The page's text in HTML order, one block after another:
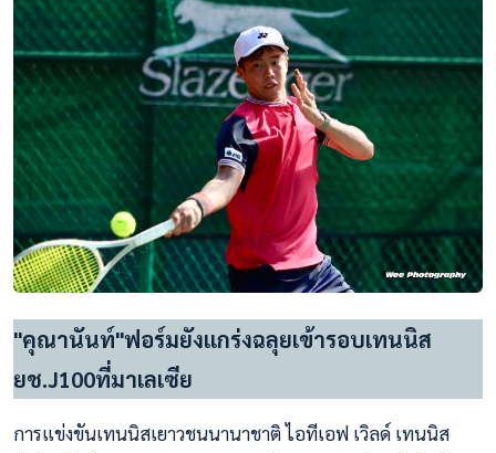
"คุณานันท์"ฟอร์มยังแกร่งฉลุยเข้ารอบเทนนิส
ยช.J100ที่มาเลเซีย
การแข่งขันเทนนิสเยาวชนนานาชาติ ไอทีเอฟ เวิลด์ เทนนิส